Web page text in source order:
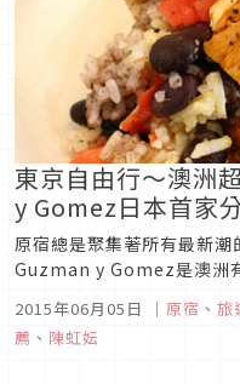
東京自由行～澳洲
y Gomez日本首家
原宿總是聚集著所有最新潮
Guzman y Gomez是澳洲
Gomez（以下簡稱『GYG
Laforet開幕。又大又明亮
2015年06月05日 ｜ 原宿 、 旅
薦 、 陳虹妘